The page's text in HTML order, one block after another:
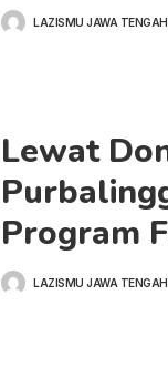
POSTEDLAZISMU JAWA TENGAH
Lewat
Program
POSTEDLAZISMU JAWA TENGAH